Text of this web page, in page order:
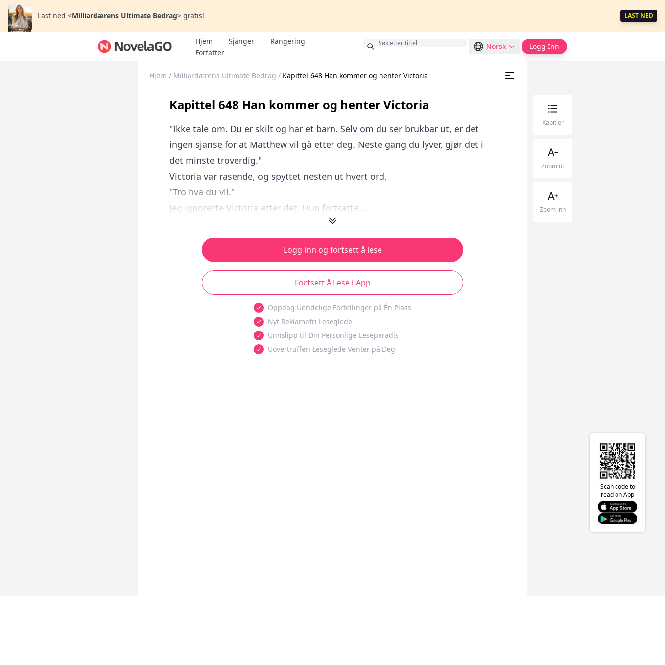
Last ned <Milliardærens Ultimate Bedrag> gratis! LAST NED
Hjem Sjanger
Rangering
Forfatter
Bonus Norsk Logg Inn
Hjem / Milliardærens Ultimate Bedrag / Kapittel 648 Han kommer og henter Victoria
Kapittel 648 Han kommer og henter Victoria
"Ikke tale om. Du er skilt og har et barn. Selv om du ser brukbar ut, er det
ingen sjanse for at Matthew vil gå etter deg. Neste gang du lyver, gjør det i
det minste troverdig."
Victoria var rasende, og spyttet nesten ut hvert ord.
"Tro hva du vil."
Jeg ignorerte Victoria etter det. Hun fortsatte...
Logg inn og fortsett å lese
Fortsett å Lese i App
Oppdag Uendelige Fortellinger på Én Plass
Nyt Reklamefri Leseglede
Unnslipp til Din Personlige Leseparadis
Uovertruffen Leseglede Venter på Deg
Kapitler
Zoom ut
Zoom inn
Scan code to
read on App